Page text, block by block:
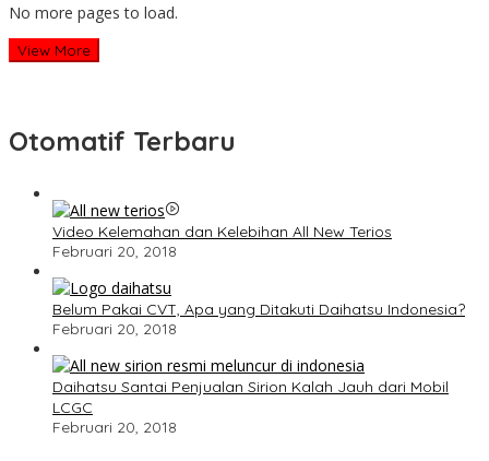
No more pages to load.
View More
Otomatif Terbaru
Video Kelemahan dan Kelebihan All New Terios
Februari 20, 2018
Belum Pakai CVT, Apa yang Ditakuti Daihatsu Indonesia?
Februari 20, 2018
Daihatsu Santai Penjualan Sirion Kalah Jauh dari Mobil
LCGC
Februari 20, 2018